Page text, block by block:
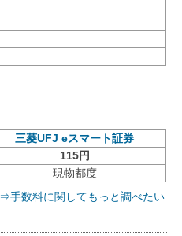
三菱UFJ eスマート証券
115円
現物都度
⇒手数料に関してもっと調べたい